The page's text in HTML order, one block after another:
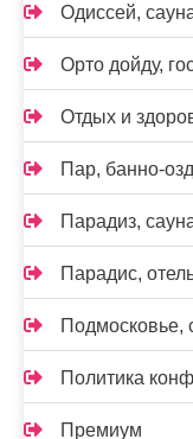
Одиссей,
Орто дойду,
Отдых и
Пар, банно-
Парадиз,
Парадис,
Подмосковье,
Политика
Премиум